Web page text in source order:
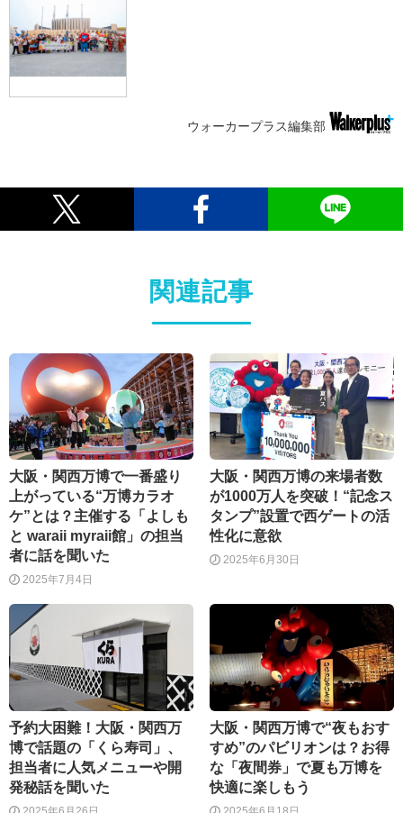
ウォーカープラス編集部
関連記事
大阪・関西万博で一番盛り
上がっている“万博カラオ
ケ”とは？主催する「よしも
と waraii myraii館」の担当
者に話を聞いた
2025年7月4日
大阪・関西万博の来場者数
が1000万人を突破！“記念ス
タンプ”設置で西ゲートの活
性化に意欲
2025年6月30日
予約大困難！大阪・関西万
博で話題の「くら寿司」、
担当者に人気メニューや開
発秘話を聞いた
大阪・関西万博で“夜もおす
すめ”のパビリオンは？お得
な「夜間券」で夏も万博を
快適に楽しもう